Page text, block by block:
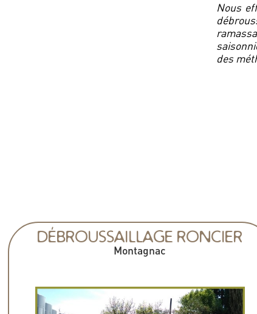
Nous
des
DÉBROUSSAILLAGE RONCIER
Montagnac